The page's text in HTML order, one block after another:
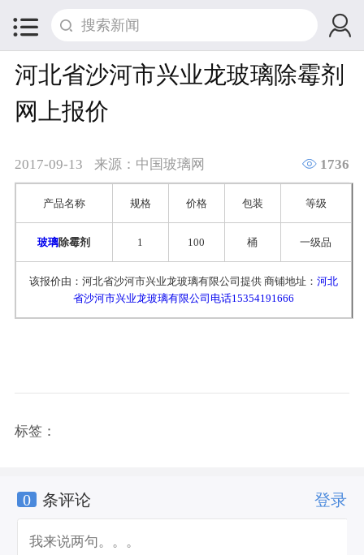
 
河北省沙河市兴业龙玻璃除霉剂
网上报价
2017-09-13 来源：中国玻璃网  1736
产品名称 规格 价格 包装 等级
玻璃除霉剂 1 100 桶 一级品
该报价由：河北省沙河市兴业龙玻璃有限公司提供 商铺地址： 河北
省沙河市兴业龙玻璃有限公司电话15354191666
标签：
0 条评论 登录